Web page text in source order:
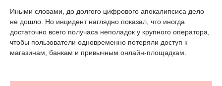
Иными словами, до долгого цифрового апокалипсиса дело
не дошло. Но инцидент наглядно показал, что иногда
достаточно всего получаса неполадок у крупного оператора,
чтобы пользователи одновременно потеряли доступ к
магазинам, банкам и привычным онлайн-площадкам.